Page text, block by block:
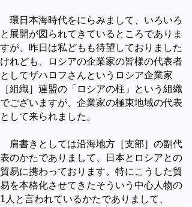
環日本海時代をにらみまして、いろいろ
と展開が図られてきているところでありま
すが、昨日は私どもも待望しておりました
けれども、ロシアの企業家の皆様の代表者
としてザハロフさんというロシア企業家
［組織］連盟の「ロシアの柱」という組織
でございますが、企業家の極東地域の代表
として来られました。
肩書きとしては沿海地方［支部］の副代
表のかたでありまして、日本とロシアとの
貿易に携わっております。特にこうした貿
易を本格化させてきたそういう中心人物の
1人と言われているかたでありまして、